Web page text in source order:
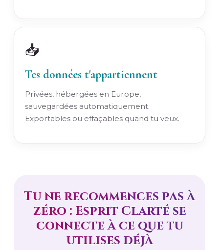
📥
Tes données t'appartiennent
Privées, hébergées en Europe,
sauvegardées automatiquement.
Exportables ou effaçables quand tu veux.
Tu ne recommences pas à
zéro : Esprit Clarté se
connecte à ce que tu
utilises déjà